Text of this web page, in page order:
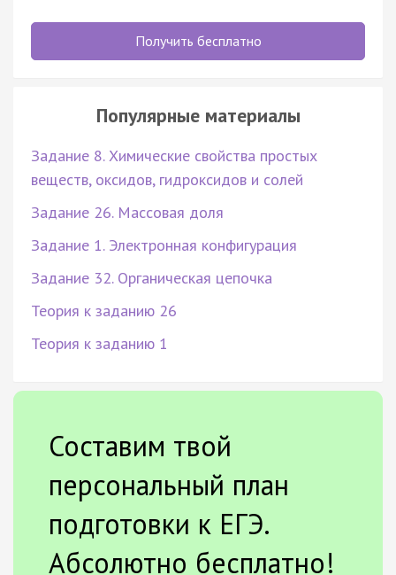
Получить бесплатно
Популярные материалы
Задание 8. Химические свойства простых
веществ, оксидов, гидроксидов и солей
Задание 26. Массовая доля
Задание 1. Электронная конфигурация
Задание 32. Органическая цепочка
Теория к заданию 26
Теория к заданию 1
Составим твой
персональный план
подготовки к ЕГЭ.
Абсолютно бесплатно!